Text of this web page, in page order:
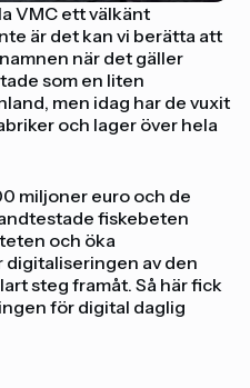
VMC ett välkänt
är det kan vi berätta att
när det gäller
som en liten
men idag har de vuxit
och lager över hela
miljoner euro och de
fiskebeten
och öka
av den
steg framåt. Så här fick
för digital daglig